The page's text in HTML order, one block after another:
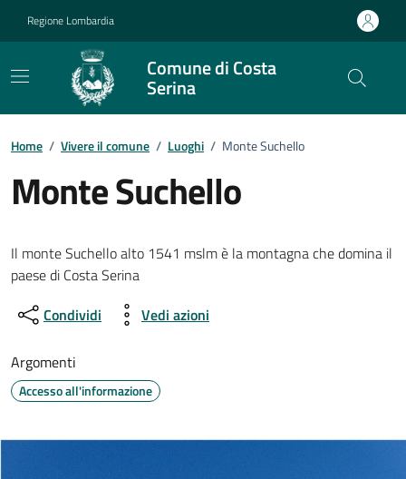
Regione Lombardia
Comune di Costa
Serina
Home / Vivere il comune / Luoghi / Monte Suchello
Monte Suchello
Il monte Suchello alto 1541 mslm è la montagna che domina il
paese di Costa Serina
Condividi
Vedi azioni
Argomenti
Accesso all'informazione